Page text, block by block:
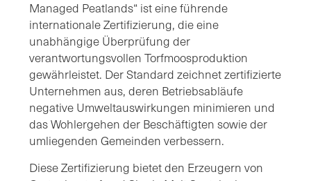
Managed Peatlands“ ist eine führende
internationale Zertifizierung, die eine
unabhängige Überprüfung der
verantwortungsvollen Torfmoosproduktion
gewährleistet. Der Standard zeichnet zertifizierte
Unternehmen aus, deren Betriebsabläufe
negative Umweltauswirkungen minimieren und
das Wohlergehen der Beschäftigten sowie der
umliegenden Gemeinden verbessern.
Diese Zertifizierung bietet den Erzeugern von